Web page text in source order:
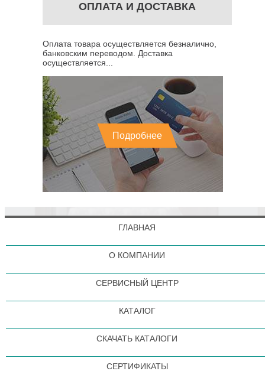
ОПЛАТА И ДОСТАВКА
Оплата товара осуществляется безналично,
банковским переводом. Доставка
осуществляется...
Подробнее
ГЛАВНАЯ
О КОМПАНИИ
СЕРВИСНЫЙ ЦЕНТР
КАТАЛОГ
СКАЧАТЬ КАТАЛОГИ
СЕРТИФИКАТЫ